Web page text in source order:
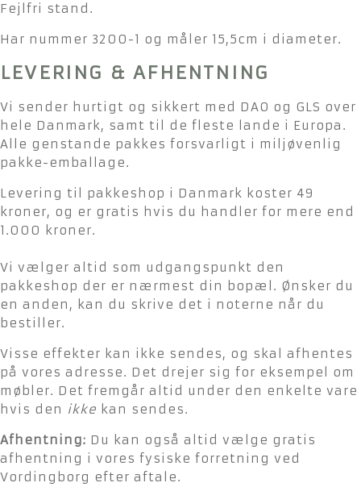
Fejlfri stand.
Har nummer 3200-1 og måler 15,5cm i diameter.
LEVERING & AFHENTNING
Vi sender hurtigt og sikkert med DAO og GLS over
hele Danmark, samt til de fleste lande i Europa.
Alle genstande pakkes forsvarligt i miljøvenlig
pakke-emballage.
Levering til pakkeshop i Danmark koster 49
kroner, og er gratis hvis du handler for mere end
1.000 kroner.
Vi vælger altid som udgangspunkt den
pakkeshop der er nærmest din bopæl. Ønsker du
en anden, kan du skrive det i noterne når du
bestiller.
Visse effekter kan ikke sendes, og skal afhentes
på vores adresse. Det drejer sig for eksempel om
møbler. Det fremgår altid under den enkelte vare
hvis den ikke kan sendes.
Afhentning: Du kan også altid vælge gratis
afhentning i vores fysiske forretning ved
Vordingborg efter aftale.